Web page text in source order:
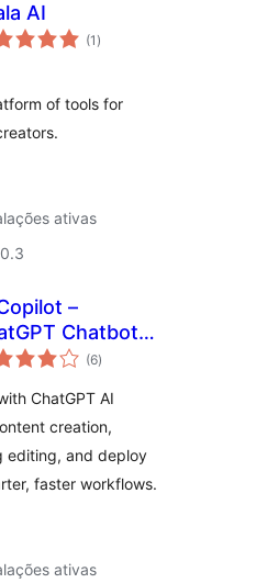
AI
(1 total
de
)
of tools for
ativas
–
Chatbot &
for Post
(6total
de
)
ChatGPT AI
creation,
editing, and deploy
faster workflows.
ativas